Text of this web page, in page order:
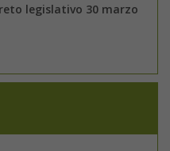
legislativo 30 marzo